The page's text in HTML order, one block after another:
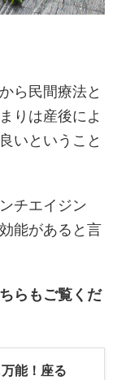
ら民間療法と
りは産後によ
いということ
チエイジン
能があると言
らもご覧くだ
能！座る